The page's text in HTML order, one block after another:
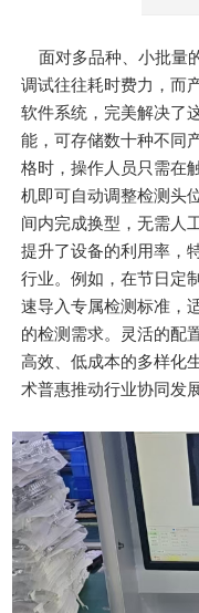
面对多品种、小批量
调试往往耗时费力，而
软件系统，完美解决了
能，可存储数十种不同
格时，操作人员只需在
机即可自动调整检测头
间内完成换型，无需人
提升了设备的利用率，
行业。例如，在节日定
速导入专属检测标准，
的检测需求。灵活的配
高效、低成本的多样化
术普惠推动行业协同发